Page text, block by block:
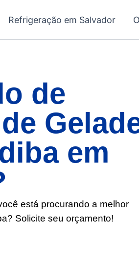
Refrigeração em Salvador
de
em
está procurando a melhor
Solicite seu orçamento!